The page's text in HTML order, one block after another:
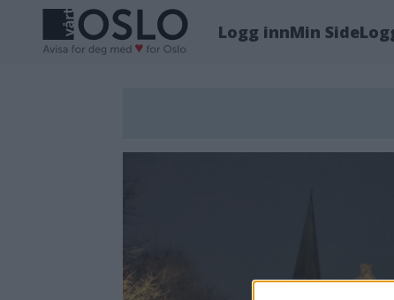
Logg innMin Side
klemetsrud